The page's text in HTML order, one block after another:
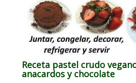
Receta pastel crudo
anacardos y chocolate